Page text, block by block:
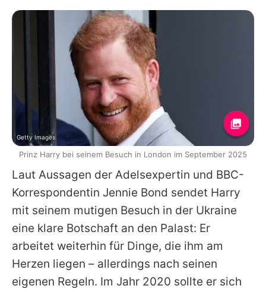
Laut Aussagen der Adelsexpertin und BBC-
Korrespondentin Jennie Bond sendet Harry
mit seinem mutigen Besuch in der Ukraine
eine klare Botschaft an den Palast: Er
arbeitet weiterhin für Dinge, die ihm am
Herzen liegen – allerdings nach seinen
eigenen Regeln. Im Jahr 2020 sollte er sich
Getty Images
Prinz Harry bei seinem Besuch in London im September 2025